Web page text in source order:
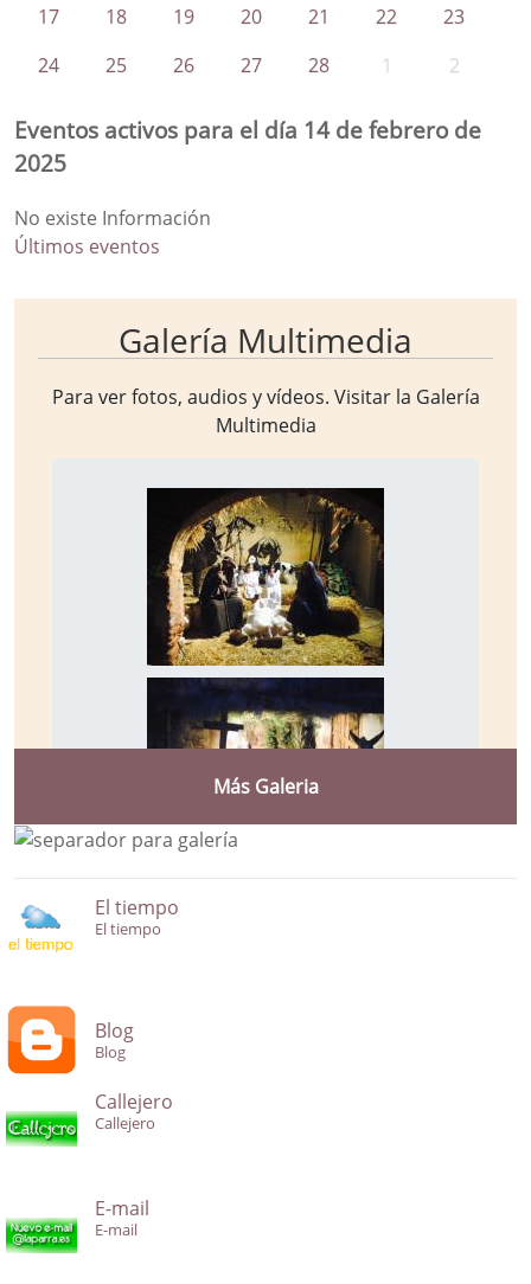
17 18 19 20 21 22
23
24
25 26 27 28 1 2
Eventos activos para el día 14 de febrero de
2025
No existe Información
Últimos eventos
Galería Multimedia
Para ver fotos, audios y vídeos. Visitar la Galería
Multimedia
Más Galeria
El tiempo
El tiempo
Blog
Blog
Callejero
Callejero
E-mail
E-mail